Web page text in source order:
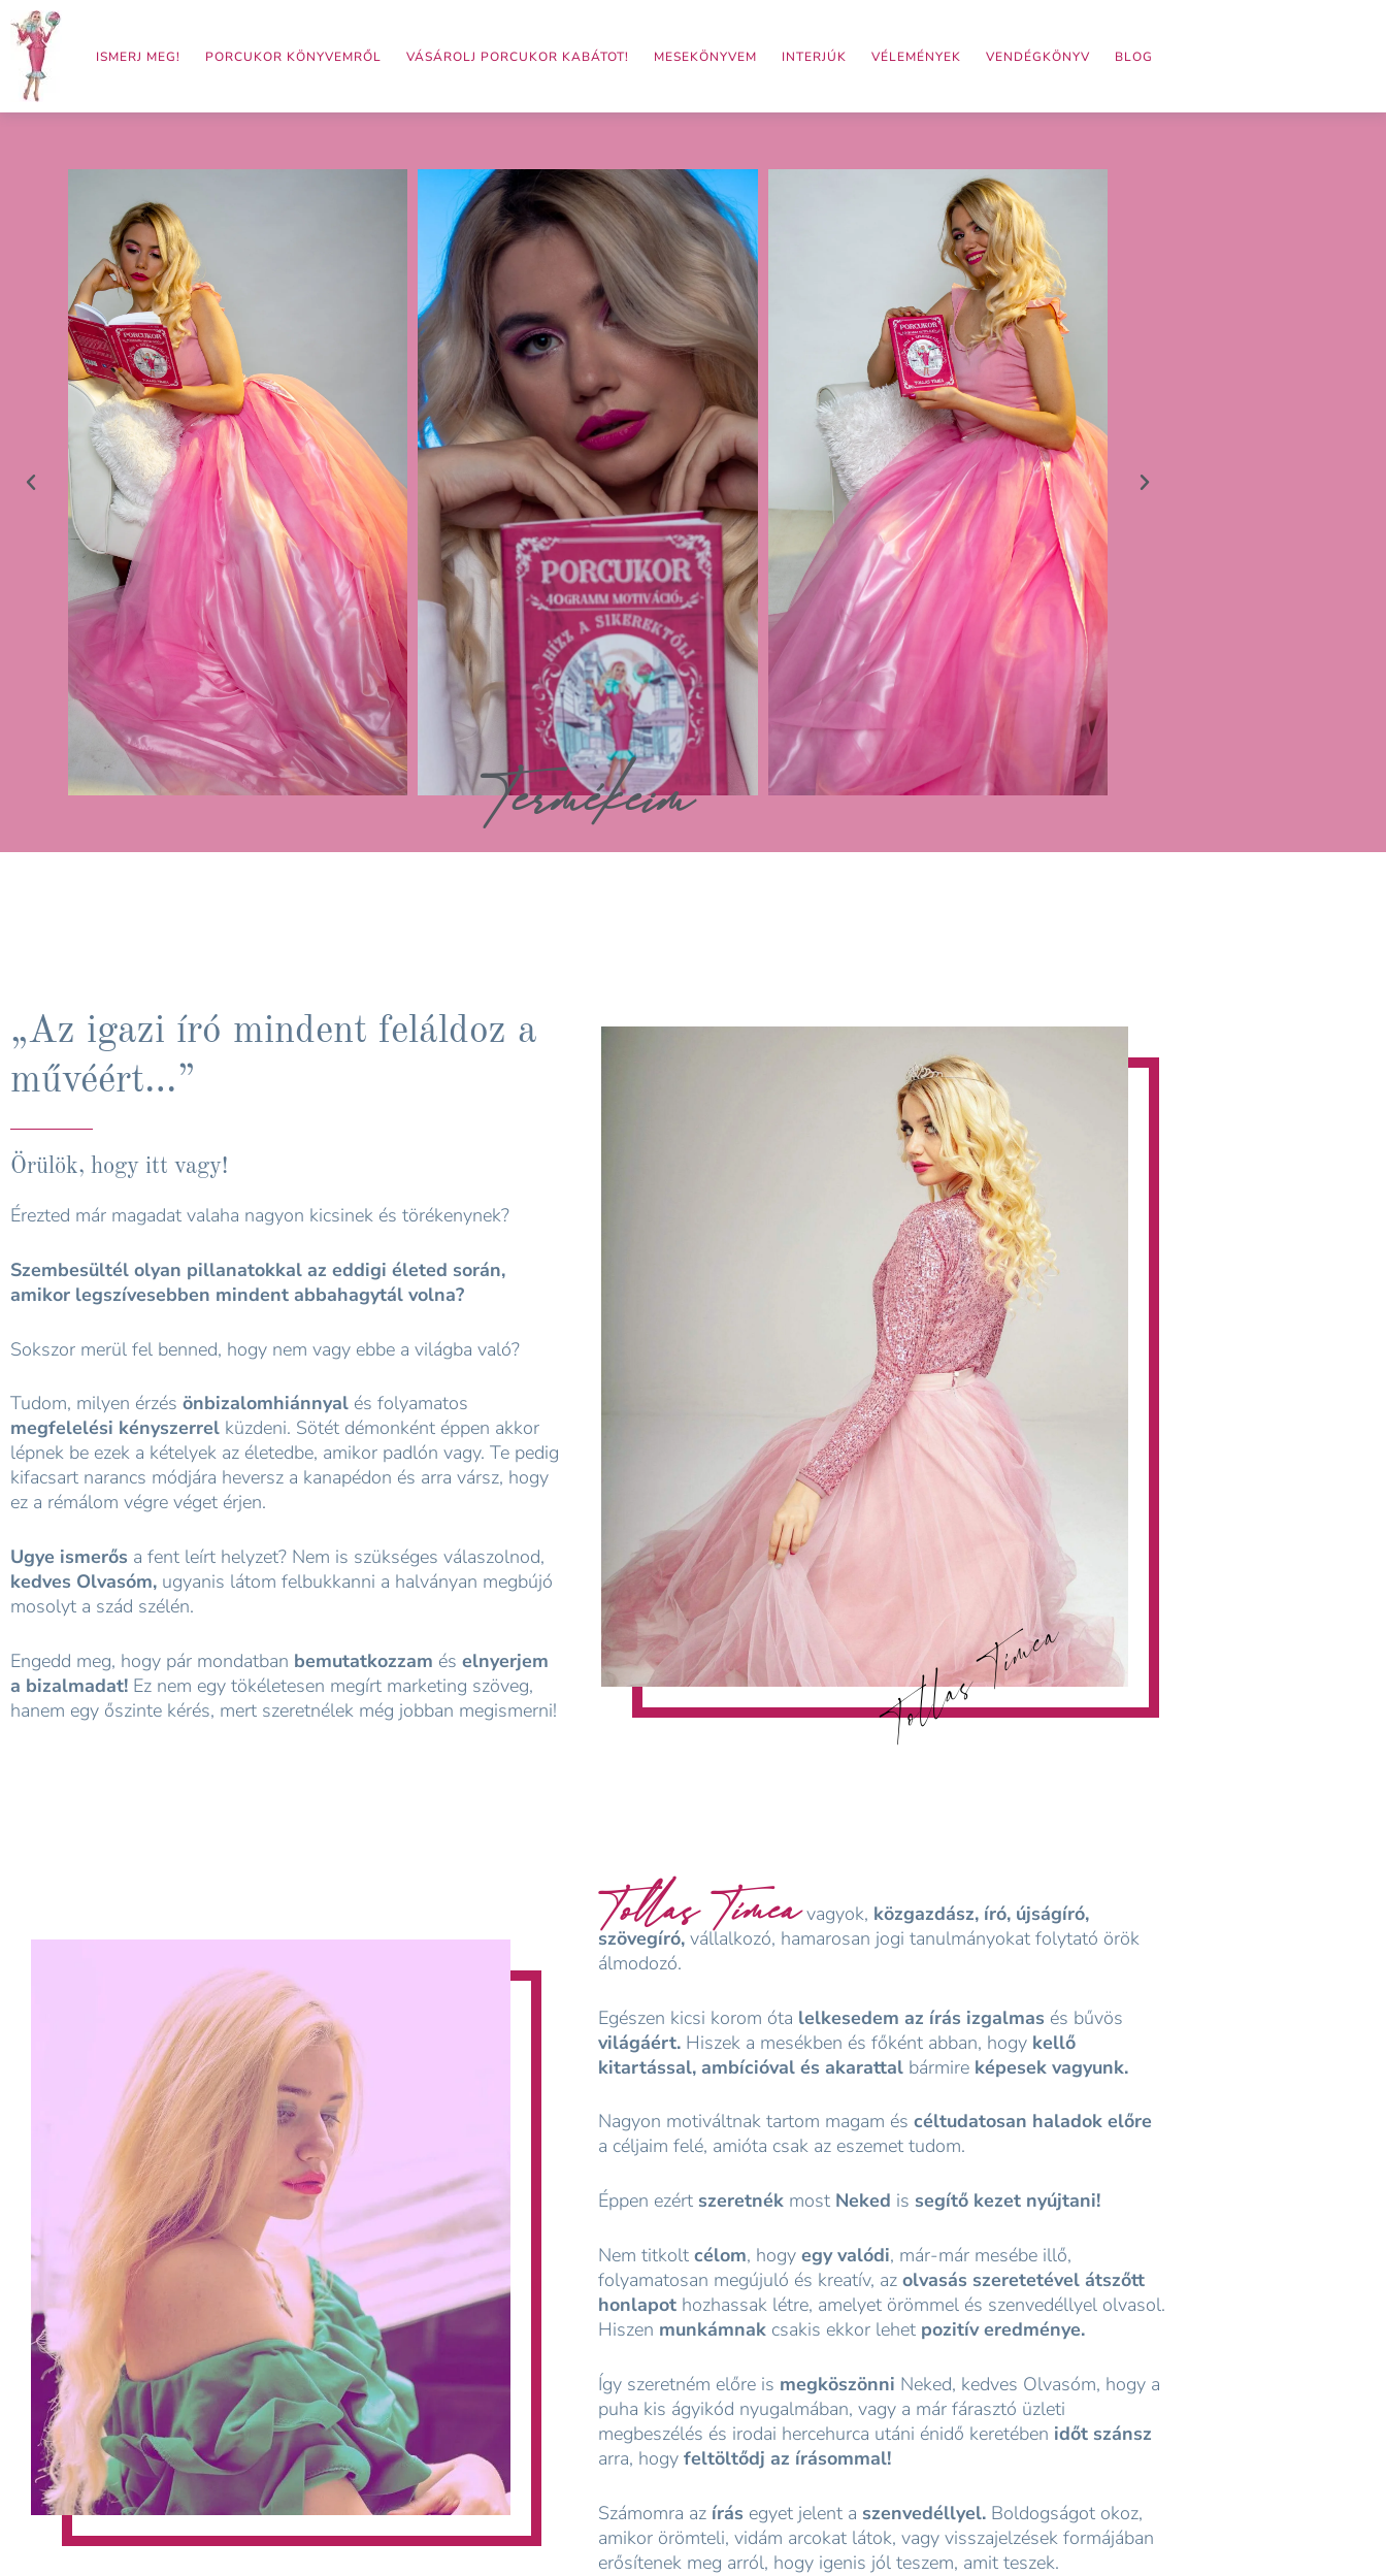
Skip
content
ISMERJ MEG! PORCUKOR KÖNYVEMRŐL VÁSÁROLJ PORCUKOR KABÁTOT! MESEKÖNYVEM INTERJÚK VÉLEMÉNYEK VENDÉGKÖNYV BLOG
Termékeim
„Az igazi író mindent feláldoz a
művéért…”
Örülök, hogy itt vagy!
Érezted már magadat valaha nagyon kicsinek és törékenynek?
Szembesültél olyan pillanatokkal az eddigi életed során,
amikor legszívesebben mindent abbahagytál volna?
Sokszor merül fel benned, hogy nem vagy ebbe a világba való?
Tudom, milyen érzés önbizalomhiánnyal és folyamatos
megfelelési kényszerrel küzdeni. Sötét démonként éppen akkor
lépnek be ezek a kételyek az életedbe, amikor padlón vagy. Te pedig
kifacsart narancs módjára heversz a kanapédon és arra vársz, hogy
ez a rémálom végre véget érjen.
Ugye ismerős a fent leírt helyzet? Nem is szükséges válaszolnod,
kedves Olvasóm, ugyanis látom felbukkanni a halványan megbújó
mosolyt a szád szélén.
Engedd meg, hogy pár mondatban bemutatkozzam és elnyerjem
a bizalmadat! Ez nem egy tökéletesen megírt marketing szöveg,
hanem egy őszinte kérés, mert szeretnélek még jobban megismerni!
Tollas Tímea
Tollas Tímeavagyok, közgazdász, író, újságíró,
szövegíró, vállalkozó, hamarosan jogi tanulmányokat folytató örök
álmodozó.
Egészen kicsi korom óta lelkesedem az írás izgalmas és bűvös
világáért. Hiszek a mesékben és főként abban, hogy kellő
kitartással, ambícióval és akarattal bármire képesek vagyunk.
Nagyon motiváltnak tartom magam és céltudatosan haladok előre
a céljaim felé, amióta csak az eszemet tudom.
Éppen ezért szeretnék most Neked is segítő kezet nyújtani!
Nem titkolt célom, hogy egy valódi, már-már mesébe illő,
folyamatosan megújuló és kreatív, az olvasás szeretetével átszőtt
honlapot hozhassak létre, amelyet örömmel és szenvedéllyel olvasol.
Hiszen munkámnak csakis ekkor lehet pozitív eredménye.
Így szeretném előre is megköszönni Neked, kedves Olvasóm, hogy a
puha kis ágyikód nyugalmában, vagy a már fárasztó üzleti
megbeszélés és irodai hercehurca utáni énidő keretében időt szánsz
arra, hogy feltöltődj az írásommal!
Számomra az írás egyet jelent a szenvedéllyel. Boldogságot okoz,
amikor örömteli, vidám arcokat látok, vagy visszajelzések formájában
erősítenek meg arról, hogy igenis jól teszem, amit teszek.